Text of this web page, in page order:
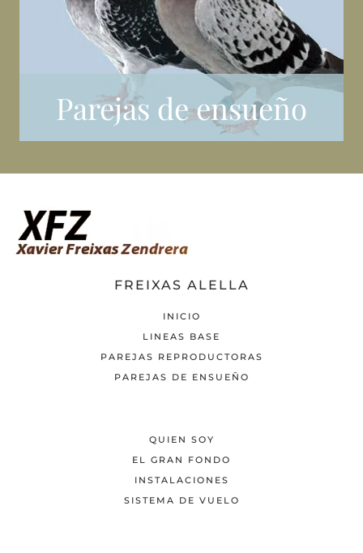
Parejas de ensueño
FREIXAS ALELLA
INICIO
LINEAS BASE
PAREJAS REPRODUCTORAS
PAREJAS DE ENSUEÑO
QUIEN SOY
EL GRAN FONDO
INSTALACIONES
SISTEMA DE VUELO